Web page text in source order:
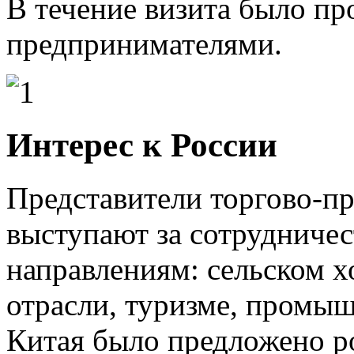
В течение визита было
предпринимателями.
Интерес к России
Представители торгово-
выступают за
направлениям: сельском
отрасли, туризме,
Китая было предложено